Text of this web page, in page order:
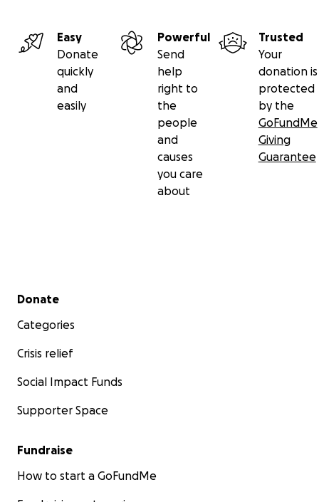
Progetto Natura Onlus
Easy
Donate
quickly
and
easily
Powerful
Send
help
right to
the
people
and
causes
you care
about
Trusted
Your
donation is
protected
by the
GoFundMe
Giving
Guarantee
Secondary menu
Donate
Categories
Crisis relief
Social Impact Funds
Supporter Space
Fundraise
How to start a GoFundMe